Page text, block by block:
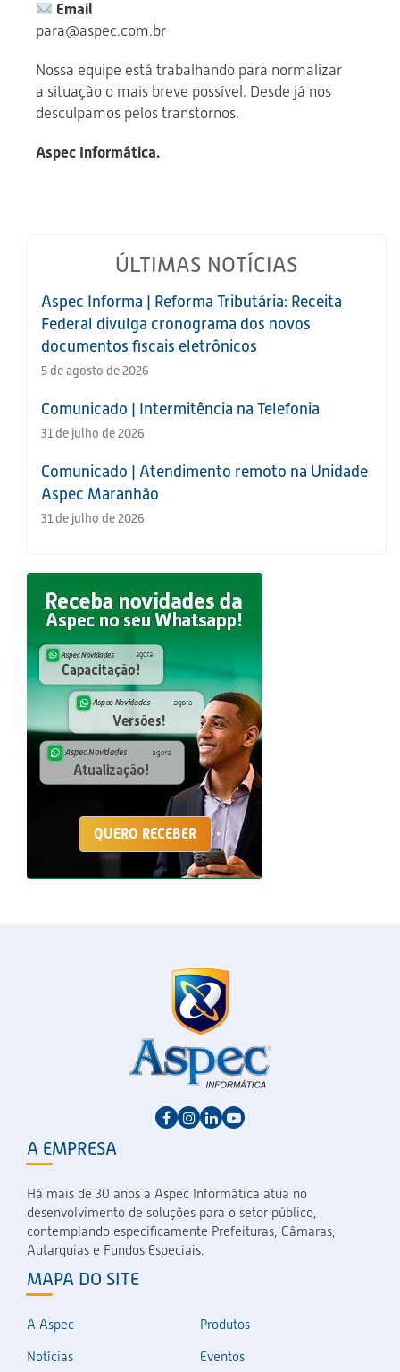
Email
para@aspec.com.br
Nossa equipe está trabalhando para normalizar
a situação o mais breve possível. Desde já nos
desculpamos pelos transtornos.
Aspec Informática.
ÚLTIMAS NOTÍCIAS
Aspec Informa | Reforma Tributária: Receita
Federal divulga cronograma dos novos
documentos fiscais eletrônicos
5 de agosto de 2026
Comunicado | Intermitência na Telefonia
31 de julho de 2026
Comunicado | Atendimento remoto na Unidade
Aspec Maranhão
31 de julho de 2026
QUERO RECEBER
A EMPRESA
Há mais de 30 anos a Aspec Informática atua no
desenvolvimento de soluções para o setor público,
contemplando especificamente Prefeituras, Câmaras,
Autarquias e Fundos Especiais.
MAPA DO SITE
A Aspec
Produtos
Notícias
Eventos